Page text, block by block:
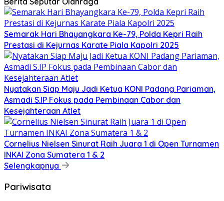
Semarak Hari Bhayangkara Ke-79, Polda Kepri Raih
Prestasi di Kejurnas Karate Piala Kapolri 2025
Nyatakan Siap Maju Jadi Ketua KONI Padang Pariaman,
Asmadi S.IP Fokus pada Pembinaan Cabor dan
Kesejahteraan Atlet
Cornelius Nielsen Sinurat Raih Juara 1 di Open Turnamen
INKAI Zona Sumatera 1 & 2
Selengkapnya
Pariwisata